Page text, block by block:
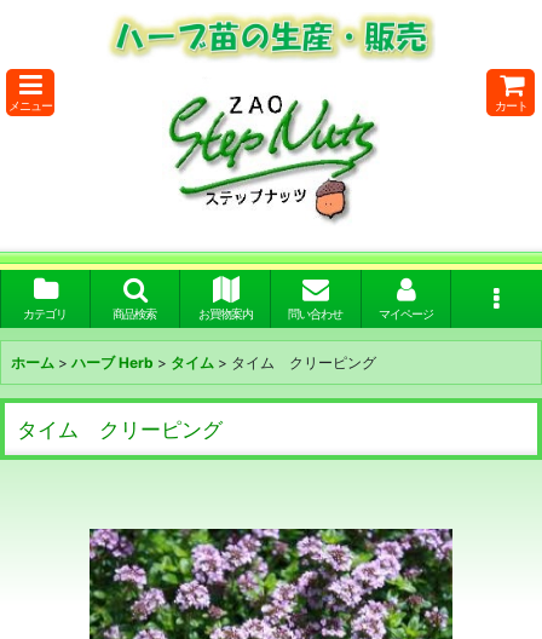
メニュー カート
カテゴリ 商品検索 お買物案内 問い合わせ マイページ
ホーム > ハーブ Herb > タイム > タイム クリーピング
タイム クリーピング